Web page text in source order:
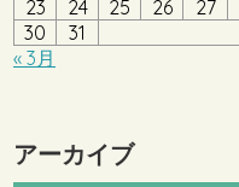
23 24 25 26 27
30
31
« 3月
アーカイブ